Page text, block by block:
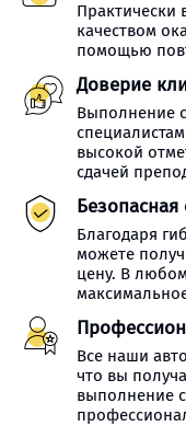
Практически
качеством
помощью
Доверие
Выполнение
высокой
сдачей
Безопасная
Благодаря
можете
цену. В
Все наши
что вы
выполнение